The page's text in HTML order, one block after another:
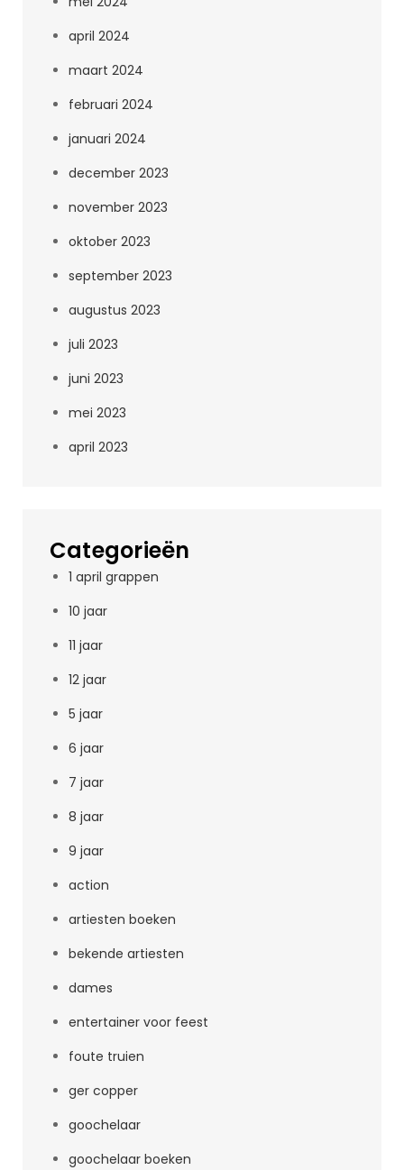
april 2024
maart 2024
februari 2024
januari 2024
december 2023
november 2023
oktober 2023
september 2023
augustus 2023
juli 2023
juni 2023
mei 2023
april 2023
Categorieën
1 april grappen
10 jaar
11 jaar
12 jaar
5 jaar
6 jaar
7 jaar
8 jaar
9 jaar
action
artiesten boeken
bekende artiesten
dames
entertainer voor feest
foute truien
ger copper
goochelaar
goochelaar boeken